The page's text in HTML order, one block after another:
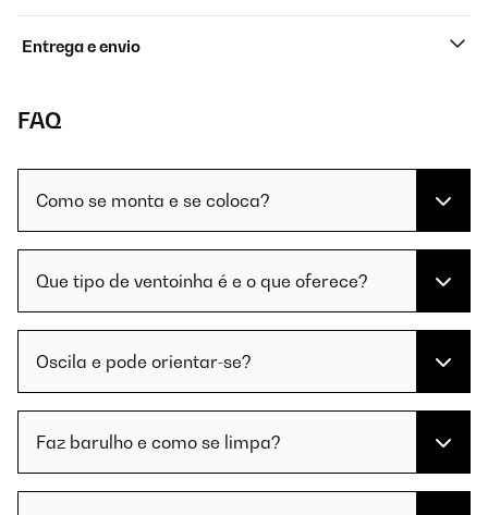
Entrega e envio
FAQ
Como se monta e se coloca?
Que tipo de ventoinha é e o que oferece?
Oscila e pode orientar-se?
Faz barulho e como se limpa?